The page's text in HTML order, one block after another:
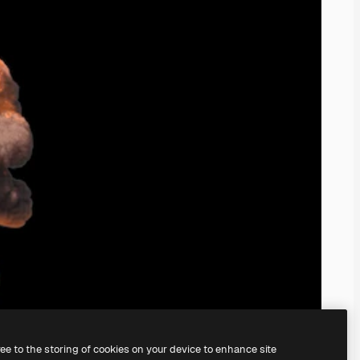
to the storing of cookies on your device to enhance site